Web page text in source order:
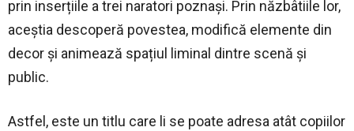
prin inserțiile a trei naratori poznași. Prin năzbâtiile lor,
aceștia descoperă povestea, modifică elemente din
decor și animează spațiul liminal dintre scenă și
public.
Astfel, este un titlu care li se poate adresa atât copiilor